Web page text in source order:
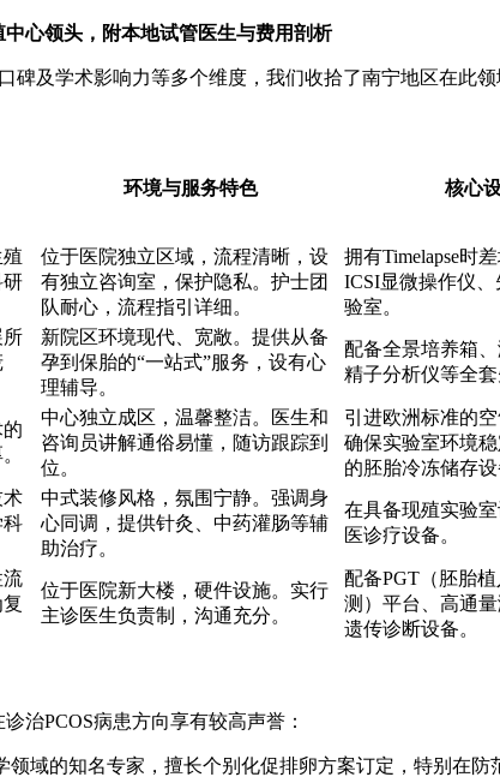
心领头，附本地试管医生与费用剖析
碑及学术影响力等多个维度，我们收拾了南宁地区在此
环境与服务特色 核心
研
位于医院独立区域，流程清晰，设
有独立咨询室，保护隐私。护士团
队耐心，流程指引详细。
拥有Timelapse时
ICSI显微操作仪
验室。
所
新院区环境现代、宽敞。提供从备
孕到保胎的“一站式”服务，设有心
理辅导。
配备全景培养箱、
精子分析仪等全套
中心独立成区，温馨整洁。医生和
咨询员讲解通俗易懂，随访跟踪到
位。
引进欧洲标准的空
确保实验室环境
的胚胎冷冻储存设
术
科
中式装修风格，氛围宁静。强调身
心同调，提供针灸、中药灌肠等辅
助治疗。
在具备现殖实验
医诊疗设备。
流
位于医院新大楼，硬件设施。实行
主诊医生负责制，沟通充分。
配备PGT（胚胎
测）平台、高通
遗传诊断设备。
治PCOS病患方向享有较高声誉：
域的知名专家，擅长个别化促排卵方案订定，特别在防